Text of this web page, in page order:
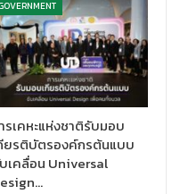
ต่อขอรับได้ที่ห้องจำหน่ายตั๋ว
24.00 น. หรือจนกว่าของจะ
ารทุกท่านจะได้รับความสุข
ลอดการเดินทางในช่วง
รเคหะแห่งชาติรับมอบ
ยรติบัตรองค์กรต้นแบบ
เคลื่อน Universal